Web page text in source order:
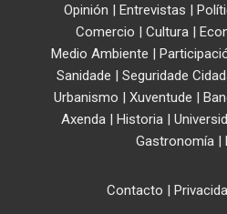
Opinión | Entrevistas |
Comercio | Cultura |
Medio Ambiente |
Sanidade | Seguridade
Urbanismo | Xuventude |
Axenda| Historia|
Gastronomía |
Contacto |